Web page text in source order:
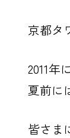
京都タ
2011年
夏前に
皆さま